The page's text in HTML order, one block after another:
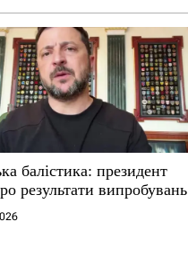
балістика: президент
результати випробувань